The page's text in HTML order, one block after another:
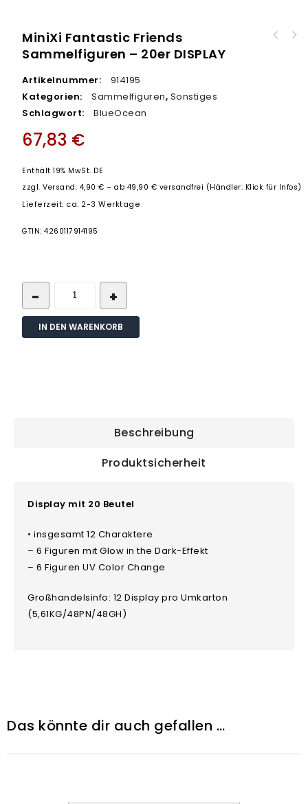
MiniXi Fantastic Friends
Sammelfiguren – 20er DISPLAY
Artikelnummer:
914195
Kategorien:
Sammelfiguren, Sonstiges
Schlagwort:
BlueOcean
67,83 €
Enthält 19% MwSt. DE
zzgl.Versand: 4,90 € – ab 49,90 € versandfrei (Händler: Klick für Infos)
Lieferzeit: ca. 2-3 Werktage
GTIN: 4260117914195
IN DEN WARENKORB
Beschreibung
Produktsicherheit
Display mit 20 Beutel
• insgesamt 12 Charaktere
– 6 Figuren mit Glow in the Dark-Effekt
– 6 Figuren UV Color Change
Großhandelsinfo: 12 Display pro Umkarton
(5,61KG/48PN/48GH)
Das könnte dir auch gefallen …